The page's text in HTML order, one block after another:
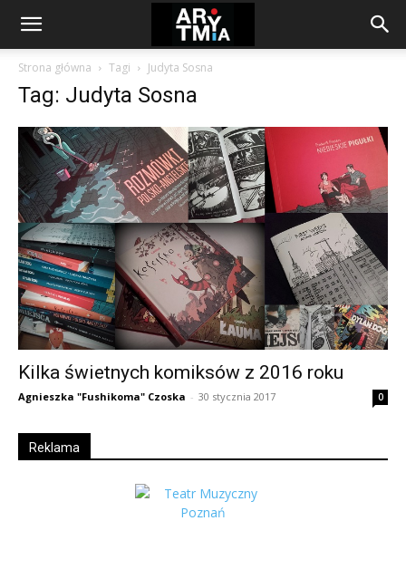
arytmia.eu
Strona główna Tagi Judyta Sosna
Tag: Judyta Sosna
Kilka świetnych komiksów z 2016 roku
Agnieszka "Fushikoma" Czoska - 30 stycznia 2017 0
Reklama